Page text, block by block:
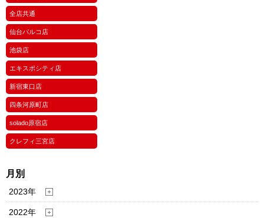
全店共通
仙台パルコ店
池袋店
エキスポシティ店
新宿東口店
四条河原町店
solado原宿店
クレフィ三宮店
月別
2023年
2022年